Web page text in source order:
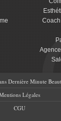
Dernière Minute
Légales
CGU